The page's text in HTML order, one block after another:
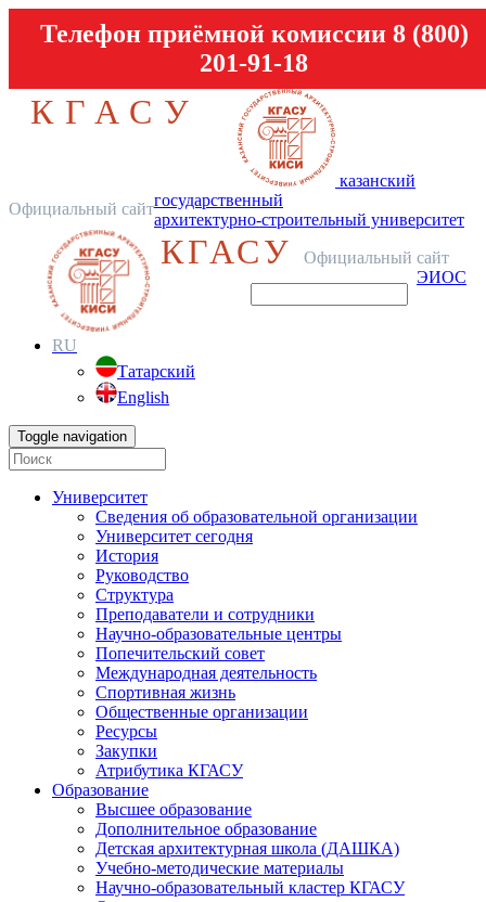
Телефон приёмной комиссии 8 (800)
201-91-18
КГАСУ
Официальный сайт
казанский
государственный
архитектурно-строительный университет
КГАСУ
Официальный сайт
ЭИОС
RU
Татарский
English
Toggle navigation
Университет
Сведения об образовательной организации
Университет сегодня
История
Руководство
Структура
Преподаватели и сотрудники
Научно-образовательные центры
Попечительский совет
Международная деятельность
Спортивная жизнь
Общественные организации
Ресурсы
Закупки
Атрибутика КГАСУ
Образование
Высшее образование
Дополнительное образование
Детская архитектурная школа (ДАШКА)
Учебно-методические материалы
Научно-образовательный кластер КГАСУ